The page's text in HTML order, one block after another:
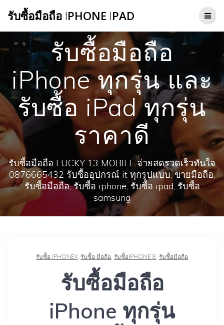
to
รับซื้อมือถือ IPHONE IPAD
รับซื้อมือถือ
iPhone ทุกรุ่น และ
รับซื้อ iPad ทุกรุ่น
ราคาดี
รับซื้อมือถือ LUCKY 13 MOBILE จ่ายสดรวดเร็วทันใจ
0876665432 รับซื้ออุปกรณ์ it ทุกรูปแบบ, ขายมือถือ,
รับซื้อมือถือ, รับซื้อ iphone, รับซื้อ ipad, รับซื้อ
samsung
รับซื้อ IPHONEX, รับซื้อ มือถือ, รับซื้อIPHONE 8, รับซื้อมือถือ
รับซื้อมือถือ
iPhone ทุกรุ่น